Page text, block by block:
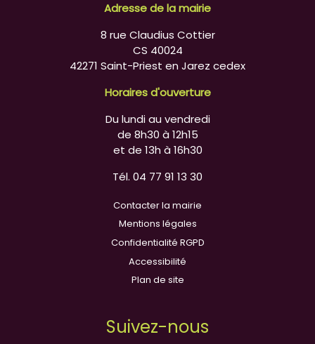
Adresse de la mairie
8 rue Claudius Cottier
CS 40024
42271 Saint-Priest en Jarez cedex
Horaires d'ouverture
Du lundi au vendredi
de 8h30 à 12h15
et de 13h à 16h30
Tél. 04 77 91 13 30
Contacter la mairie
Mentions légales
Confidentialité RGPD
Accessibilité
Plan de site
Suivez-nous